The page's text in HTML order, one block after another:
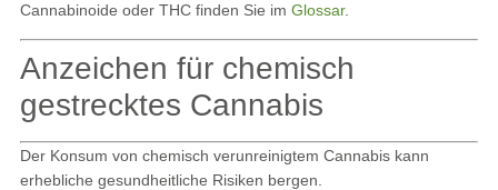
Cannabinoide oder THC finden Sie im Glossar.
Anzeichen für chemisch
gestrecktes Cannabis
Der Konsum von chemisch verunreinigtem Cannabis kann
erhebliche gesundheitliche Risiken bergen.